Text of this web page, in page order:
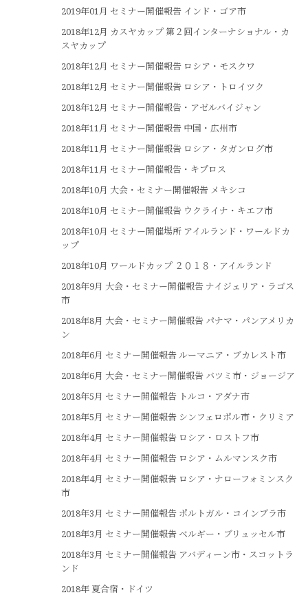
2019年01月 セミナー開催報告 インド・ゴア市
2018年12月 カスヤカップ 第２回インターナショナル・カ
スヤカップ
2018年12月 セミナー開催報告 ロシア・モスクワ
2018年12月 セミナー開催報告 ロシア・トロイツク
2018年12月 セミナー開催報告・アゼルバイジャン
2018年11月 セミナー開催報告 中国・広州市
2018年11月 セミナー開催報告 ロシア・タガンログ市
2018年11月 セミナー開催報告・キプロス
2018年10月 大会・セミナー開催報告 メキシコ
2018年10月 セミナー開催報告 ウクライナ・キエフ市
2018年10月 セミナー開催場所 アイルランド・ワールドカ
ップ
2018年10月 ワールドカップ ２０１８・アイルランド
2018年9月 大会・セミナー開催報告 ナイジェリア・ラゴス
市
2018年8月 大会・セミナー開催報告 パナマ・パンアメリカ
ン
2018年6月 セミナー開催報告 ルーマニア・ブカレスト市
2018年6月 大会・セミナー開催報告 バツミ市・ジョージア
2018年5月 セミナー開催報告 トルコ・アダナ市
2018年5月 セミナー開催報告 シンフェロポル市・クリミア
2018年4月 セミナー開催報告 ロシア・ロストフ市
2018年4月 セミナー開催報告 ロシア・ムルマンスク市
2018年4月 セミナー開催報告 ロシア・ナローフォミンスク
市
2018年3月 セミナー開催報告 ポルトガル・コインブラ市
2018年3月 セミナー開催報告 ベルギー・ブリュッセル市
2018年3月 セミナー開催報告 アバディーン市・スコットラ
ンド
2018年 夏合宿・ドイツ